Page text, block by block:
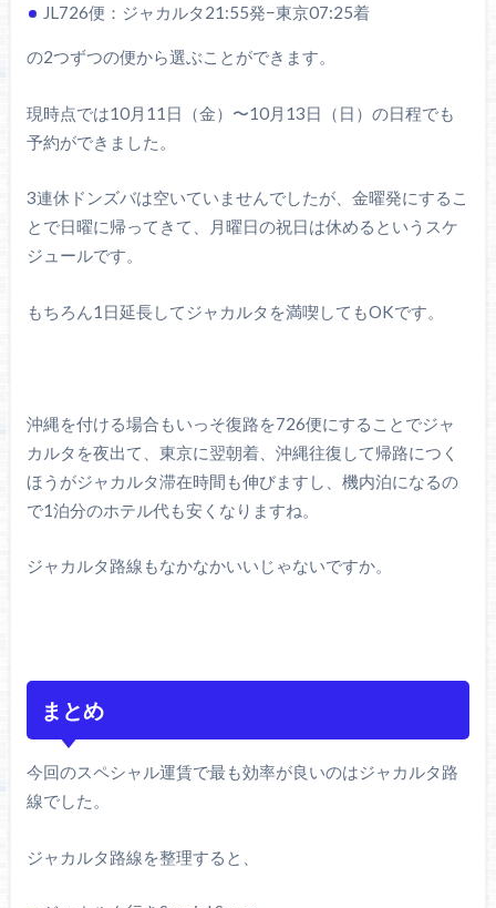
JL726便：ジャカルタ21:55発−東京07:25着
の2つずつの便から選ぶことができます。
現時点では10月11日（金）〜10月13日（日）の日程でも
予約ができました。
3連休ドンズバは空いていませんでしたが、金曜発にするこ
とで日曜に帰ってきて、月曜日の祝日は休めるというスケ
ジュールです。
もちろん1日延長してジャカルタを満喫してもOKです。
沖縄を付ける場合もいっそ復路を726便にすることでジャ
カルタを夜出て、東京に翌朝着、沖縄往復して帰路につく
ほうがジャカルタ滞在時間も伸びますし、機内泊になるの
で1泊分のホテル代も安くなりますね。
ジャカルタ路線もなかなかいいじゃないですか。
まとめ
今回のスペシャル運賃で最も効率が良いのはジャカルタ路
線でした。
ジャカルタ路線を整理すると、